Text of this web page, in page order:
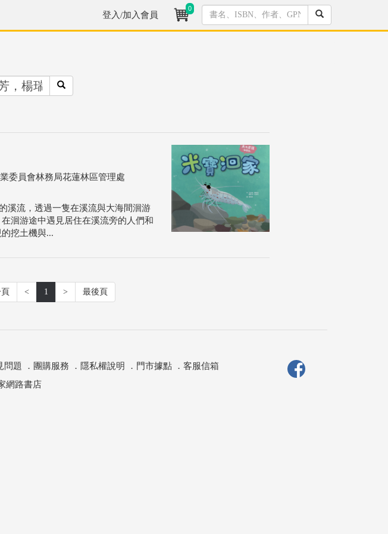
登入/加入會員
0
委員會林務局花蓮林區管理處
溪流，透過一隻在溪流與大海間洄游
洄游途中遇見居住在溪流旁的人們和
挖土機與...
< 1 > 最後頁
問題 ． 團購服務 ． 隱私權說明 ． 門市據點． 客服信箱
網路書店